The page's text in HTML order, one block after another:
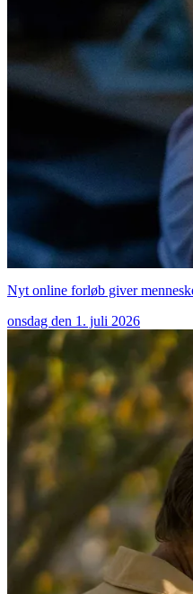
Nyt online forløb giver
onsdag den 1. juli 2026